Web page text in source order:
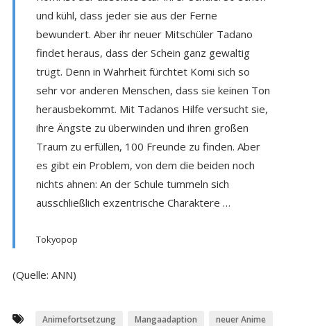
und kühl, dass jeder sie aus der Ferne
bewundert. Aber ihr neuer Mitschüler Tadano
findet heraus, dass der Schein ganz gewaltig
trügt. Denn in Wahrheit fürchtet Komi sich so
sehr vor anderen Menschen, dass sie keinen Ton
herausbekommt. Mit Tadanos Hilfe versucht sie,
ihre Ängste zu überwinden und ihren großen
Traum zu erfüllen, 100 Freunde zu finden. Aber
es gibt ein Problem, von dem die beiden noch
nichts ahnen: An der Schule tummeln sich
ausschließlich exzentrische Charaktere …
Tokyopop
(Quelle: ANN)
Animefortsetzung Mangaadaption neuer Anime